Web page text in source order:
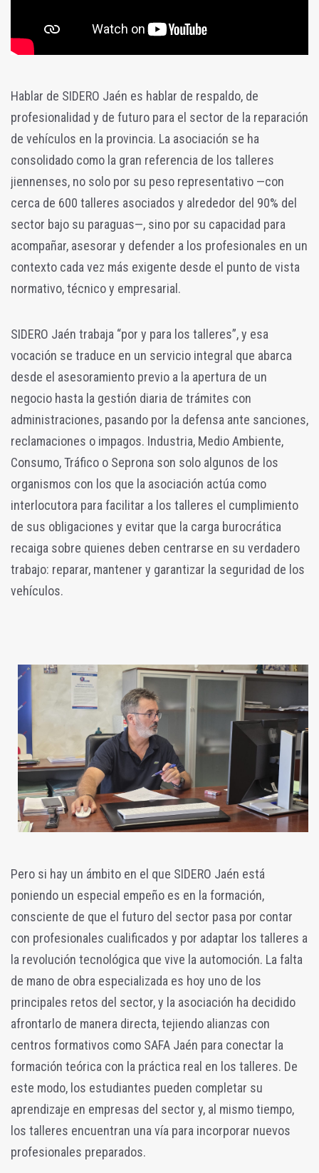
Hablar de SIDERO Jaén es hablar de respaldo, de
profesionalidad y de futuro para el sector de la reparación
de vehículos en la provincia. La asociación se ha
consolidado como la gran referencia de los talleres
jiennenses, no solo por su peso representativo —con
cerca de 600 talleres asociados y alrededor del 90% del
sector bajo su paraguas—, sino por su capacidad para
acompañar, asesorar y defender a los profesionales en un
contexto cada vez más exigente desde el punto de vista
normativo, técnico y empresarial.
SIDERO Jaén trabaja “por y para los talleres”, y esa
vocación se traduce en un servicio integral que abarca
desde el asesoramiento previo a la apertura de un
negocio hasta la gestión diaria de trámites con
administraciones, pasando por la defensa ante sanciones,
reclamaciones o impagos. Industria, Medio Ambiente,
Consumo, Tráfico o Seprona son solo algunos de los
organismos con los que la asociación actúa como
interlocutora para facilitar a los talleres el cumplimiento
de sus obligaciones y evitar que la carga burocrática
recaiga sobre quienes deben centrarse en su verdadero
trabajo: reparar, mantener y garantizar la seguridad de los
vehículos.
Pero si hay un ámbito en el que SIDERO Jaén está
poniendo un especial empeño es en la formación,
consciente de que el futuro del sector pasa por contar
con profesionales cualificados y por adaptar los talleres a
la revolución tecnológica que vive la automoción. La falta
de mano de obra especializada es hoy uno de los
principales retos del sector, y la asociación ha decidido
afrontarlo de manera directa, tejiendo alianzas con
centros formativos como SAFA Jaén para conectar la
formación teórica con la práctica real en los talleres. De
este modo, los estudiantes pueden completar su
aprendizaje en empresas del sector y, al mismo tiempo,
los talleres encuentran una vía para incorporar nuevos
profesionales preparados.